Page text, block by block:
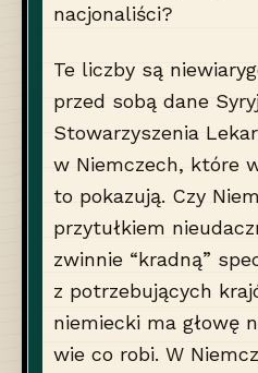
nacjonaliści?
Te liczby są
przed sobą dane
Stowarzyszenia
w Niemczech, które
to pokazują. Czy
przytułkiem
zwinnie “kradną”
z potrzebujących
niemiecki ma głowę
wie co robi. W